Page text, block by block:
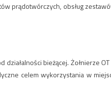
prądotwórczych, obsług
bieżącej. Żołnierze
celem wykorzystania w